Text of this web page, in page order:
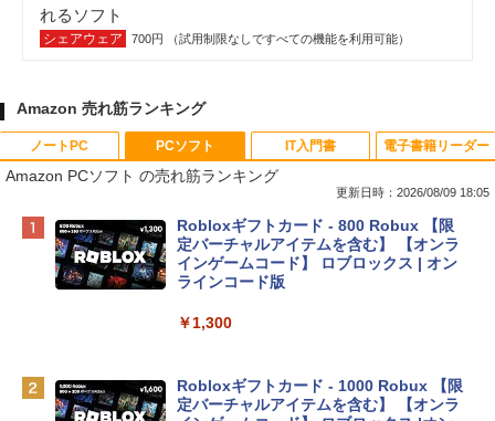
れるソフト
シェアウェア 700円 （試用制限なしですべての機能を利用可能）
Amazon 売れ筋ランキング
ノートPC
Apple 2026 MacBook Neo A18 Proチッ
プ搭載13インチノートブック：AIとAppl
e Intelligenceのために設計、Liquid Ret
inaディスプレイ、8GBユニファイドメモ
eTime HDカメラ - インディゴ
PCソフト
Amazon PCソフト の売れ筋ランキング
更新日時：2026/08/09 18:05
Robloxギフトカード - 800 Robux 【限
定バーチャルアイテムを含む】 【オンラ
インゲームコード】 ロブロックス | オン
ラインコード版
￥1,300
Robloxギフトカード - 1000 Robux 【限
定バーチャルアイテムを含む】 【オンラ
IT入門書 電子書籍リーダー